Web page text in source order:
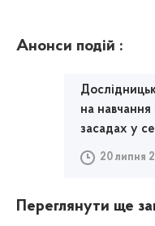
Анонси подій :
на навчання
засадах у
20 липня
Переглянути ще